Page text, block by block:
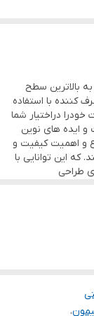
به بالاترین سطح
با استفاده
دراختیار شما
و ایده های نوین
و اهمیت کیفیت و
که این توانایی با
طراحی
،